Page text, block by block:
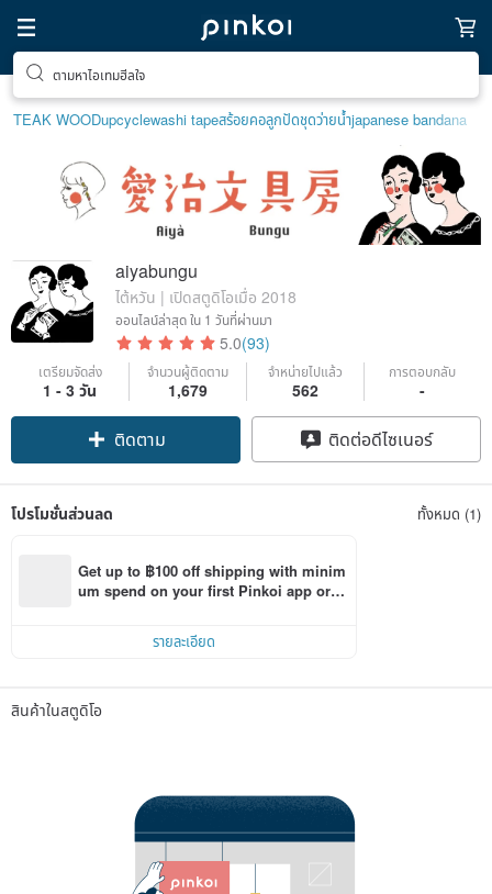
ตามหาไอเทมฮีลใจ
TEAK WOODupcyclewashi tapeสร้อยคอลูกปัดชุดว่ายน้ำjapanese bandana
aiyabungu
ไต้หวัน | เปิดสตูดิโอเมื่อ 2018
ออนไลน์ล่าสุดใน 1 วันที่ผ่านมา
5.0(93)
เตรียมจัดส่ง
1 - 3 วัน
จำนวนผู้ติดตาม
1,679
จำหน่ายไปแล้ว
562
การตอบกลับ
-
ติดตาม ติดต่อดีไซเนอร์
โปรโมชั่นส่วนลด ทั้งหมด (1)
Get up to ฿100 off shipping with minim
um spend on your first Pinkoi app orde
รายละเอียด
สินค้าในสตูดิโอ